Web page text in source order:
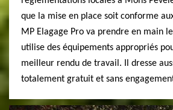
que la mise en place soit conforme
MP Elagage Pro va prendre en main
utilise des équipements appropriés
meilleur rendu de travail. Il dresse
totalement gratuit et sans